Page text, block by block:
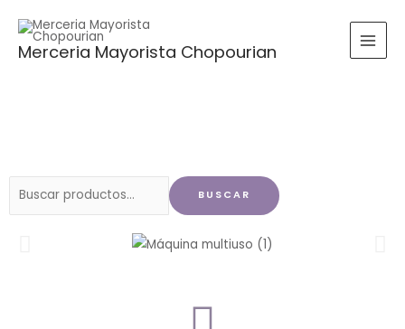
contenido
Merceria Mayorista Chopourian
Buscar
BUSCAR